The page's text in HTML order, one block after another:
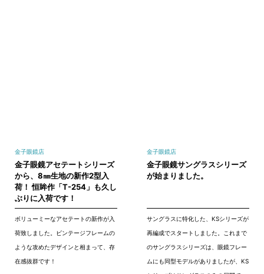
金子眼鏡店
金子眼鏡アセテートシリーズ
から、8㎜生地の新作2型入
荷！ 恒眸作「T-254」も久し
ぶりに入荷です！
ボリューミーなアセテートの新作が入
荷致しました。ビンテージフレームの
ような攻めたデザインと相まって、存
在感抜群です！
金子眼鏡店
金子眼鏡サングラスシリーズ
が始まりました。
サングラスに特化した、KSシリーズが
再編成でスタートしました。これまで
のサングラスシリーズは、眼鏡フレー
ムにも同型モデルがありましたが、KS